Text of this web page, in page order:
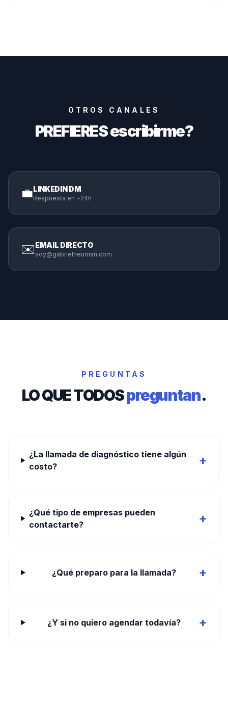
OTROS CANALES
PREFIERESescribirme?
💼LINKEDIN DM
Respuesta en ~24h
✉️EMAIL DIRECTO
soy@gabrielneuman.com
PREGUNTAS
LO QUE TODOSpreguntan.
¿La llamada de diagnóstico tiene algún
costo?
+
¿Qué tipo de empresas pueden
contactarte?
+
¿Qué preparo para la llamada? +
¿Y si no quiero agendar todavía? +